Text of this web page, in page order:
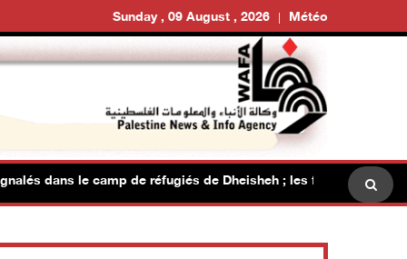
Sunday , 09 August , 2026 Météo
dans le camp de réfugiés de Dheisheh ; les forces